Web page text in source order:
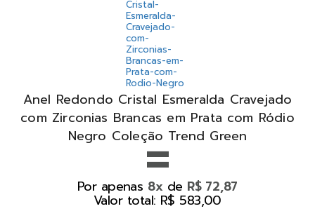
Anel Redondo Cristal Esmeralda Cravejado
com Zirconias Brancas em Prata com Ródio
Negro Coleção Trend Green
=
Por apenas 8x de R$ 72,87
Valor total: R$ 583,00